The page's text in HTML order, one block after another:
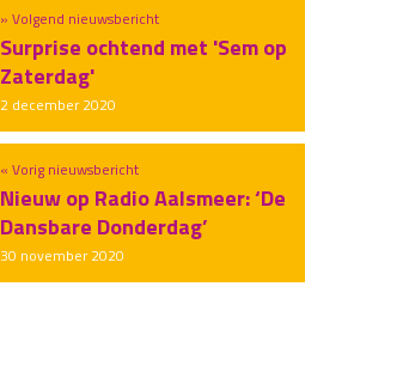
« Vorig nieuwsbericht
Nieuw op Radio Aalsmeer: ‘De
Dansbare Donderdag’
30 november 2020
» Volgend nieuwsbericht
Surprise ochtend met 'Sem op
Zaterdag'
2 december 2020